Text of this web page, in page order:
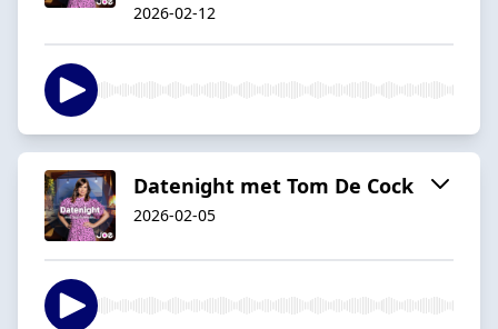
2026-02-12
Datenight met Tom De Cock
2026-02-05